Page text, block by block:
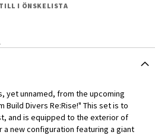
I ÖNSKELISTA
Weapons 1/144
yet unnamed, from the upcoming
Build Divers Re:Rise!" This set is to
and is equipped to the exterior of
a new configuration featuring a giant